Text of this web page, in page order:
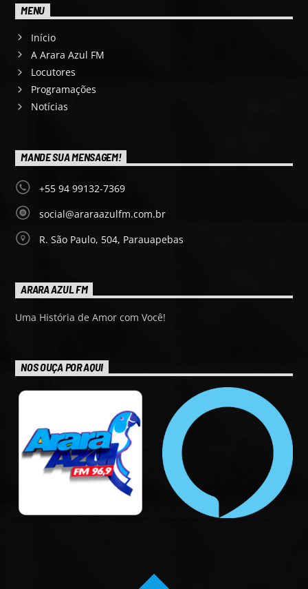
MENU
Início
A Arara Azul FM
Locutores
Programações
Notícias
MANDE SUA MENSAGEM!
+55 94 99132-7369
social@araraazulfm.com.br
R. São Paulo, 504, Parauapebas
ARARA AZUL FM
Uma História de Amor com Você!
NOS OUÇA POR AQUI